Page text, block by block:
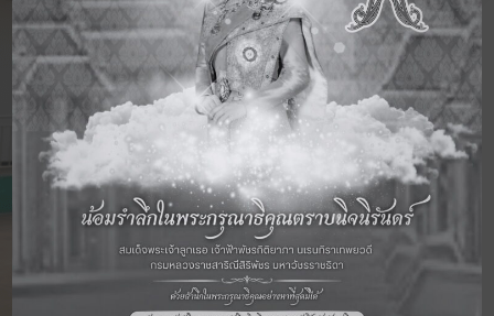
ข่าวสารและภาพกิจกรรม
ทางการศึกษา
11 มิ.ย. 2569 กิจกรรม
โรงเรียนฮกเฮง จัดกิจกรรมวันไหว้ครู และ
มอบทุนการศึกษา ประจำปีการศึกษา
2569 วันที่ 11 มิถุนายน 2569